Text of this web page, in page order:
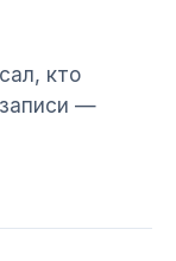
кто
—